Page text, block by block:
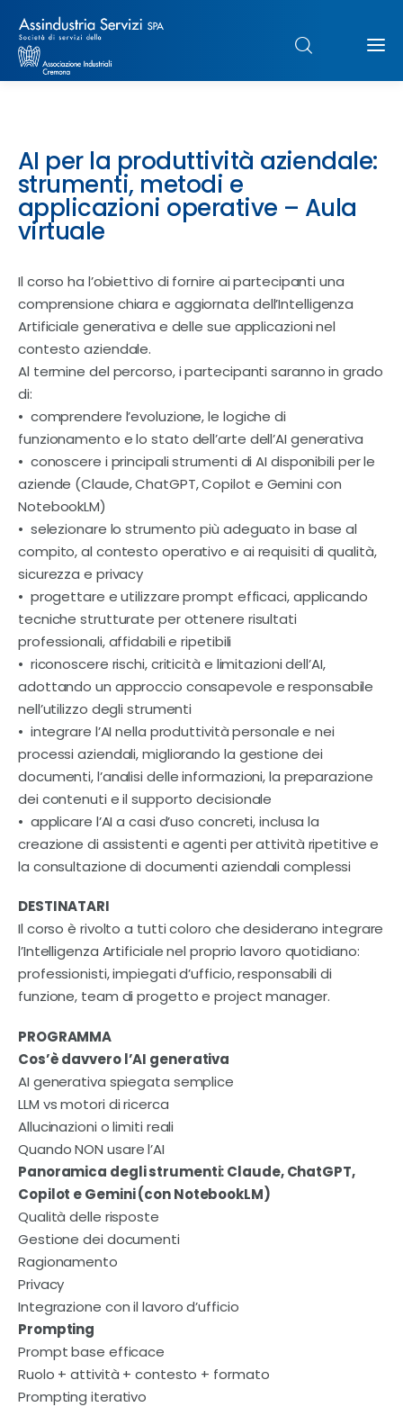
Struttura
Formazione
Servizi & Sportelli
UNIMPIEGO
AI per la produttività aziendale:
strumenti, metodi e
applicazioni operative – Aula
virtuale
Il corso ha l’obiettivo di fornire ai partecipanti una
comprensione chiara e aggiornata dell’Intelligenza
Artificiale generativa e delle sue applicazioni nel
contesto aziendale.
Al termine del percorso, i partecipanti saranno in grado
di:
• comprendere l’evoluzione, le logiche di
funzionamento e lo stato dell’arte dell’AI generativa
• conoscere i principali strumenti di AI disponibili per le
aziende (Claude, ChatGPT, Copilot e Gemini con
NotebookLM)
• selezionare lo strumento più adeguato in base al
compito, al contesto operativo e ai requisiti di qualità,
sicurezza e privacy
• progettare e utilizzare prompt efficaci, applicando
tecniche strutturate per ottenere risultati
professionali, affidabili e ripetibili
• riconoscere rischi, criticità e limitazioni dell’AI,
adottando un approccio consapevole e responsabile
nell’utilizzo degli strumenti
• integrare l’AI nella produttività personale e nei
processi aziendali, migliorando la gestione dei
documenti, l’analisi delle informazioni, la preparazione
dei contenuti e il supporto decisionale
• applicare l’AI a casi d’uso concreti, inclusa la
creazione di assistenti e agenti per attività ripetitive e
la consultazione di documenti aziendali complessi
DESTINATARI
Il corso è rivolto a tutti coloro che desiderano integrare
l’Intelligenza Artificiale nel proprio lavoro quotidiano:
professionisti, impiegati d’ufficio, responsabili di
funzione, team di progetto e project manager.
PROGRAMMA
Cos’è davvero l’AI generativa
AI generativa spiegata semplice
LLM vs motori di ricerca
Allucinazioni o limiti reali
Quando NON usare l’AI
Panoramica degli strumenti: Claude, ChatGPT,
Copilot e Gemini (con NotebookLM)
Qualità delle risposte
Gestione dei documenti
Ragionamento
Privacy
Integrazione con il lavoro d’ufficio
Prompting
Prompt base efficace
Ruolo + attività + contesto + formato
Prompting iterativo